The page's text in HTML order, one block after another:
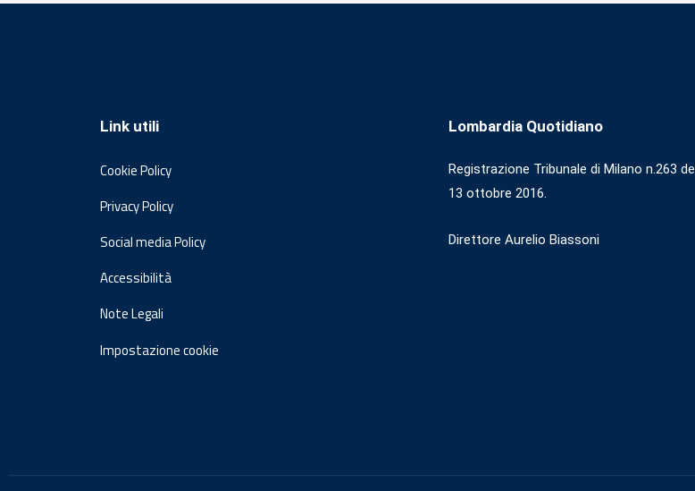
Link utili
Cookie Policy
Privacy Policy
Social media Policy
Accessibilità
Note Legali
Impostazione cookie
Lombardia Quotidiano
Registrazione Tribunale di Milano n.263 del
13 ottobre 2016.
Direttore Aurelio Biassoni